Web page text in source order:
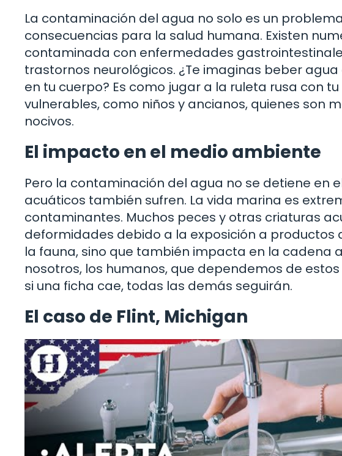
La contaminación del agua no solo es un
consecuencias para la salud humana. Existen
contaminada con enfermedades
trastornos neurológicos. ¿Te imaginas beber
en tu cuerpo? Es como jugar a la ruleta rusa con
vulnerables, como niños y ancianos, quienes son
nocivos.
El impacto en el medio ambiente
Pero la contaminación del agua no se detiene en
acuáticos también sufren. La vida marina es
contaminantes. Muchos peces y otras criaturas
deformidades debido a la exposición a productos
la fauna, sino que también impacta en la cadena
nosotros, los humanos, que dependemos de
si una ficha cae, todas las demás seguirán.
El caso de Flint, Michigan